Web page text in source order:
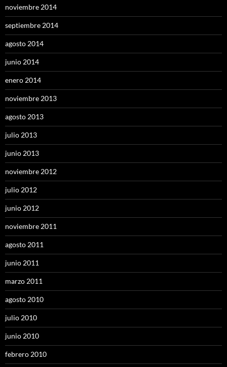
noviembre 2014
septiembre 2014
agosto 2014
junio 2014
enero 2014
noviembre 2013
agosto 2013
julio 2013
junio 2013
noviembre 2012
julio 2012
junio 2012
noviembre 2011
agosto 2011
junio 2011
marzo 2011
agosto 2010
julio 2010
junio 2010
febrero 2010